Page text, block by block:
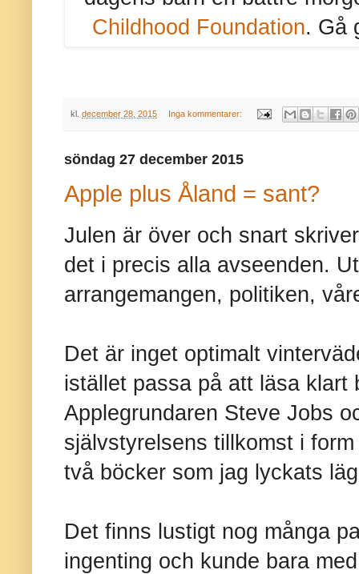
Childhood Foundation. Gå
kl. december 28, 2015 Inga kommentarer:
söndag 27 december 2015
Apple plus Åland = sant?
Julen är över och snart
det i precis alla avseenden.
arrangemangen, politiken,
Det är inget optimalt
istället passa på att läsa klart
Applegrundaren Steve Jobs
självstyrelsens tillkomst i
två böcker som jag lyckats
Det finns lustigt nog många
ingenting och kunde bara